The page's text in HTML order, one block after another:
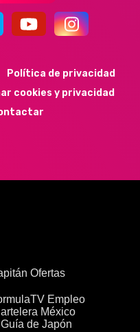
Política de privacidad
cookies y privacidad
Ofertas
Empleo
México
Guía de Japón